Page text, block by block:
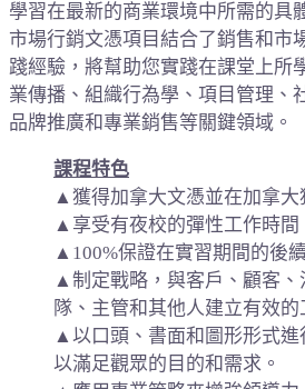
學習在最新的商業環境中所需的具
市場行銷文憑項目結合了銷售和市
踐經驗，將幫助您實踐在課堂上所
業傳播、組織行為學、項目管理、
品牌推廣和專業銷售等關鍵領域。
課程特色
▲獲得加拿大文憑並在加拿大
▲享受有夜校的彈性工作時間
▲100%保證在實習期間的後
▲制定戰略，與客戶、顧客、
隊、主管和其他人建立有效的
▲以口頭、書面和圖形形式進
以滿足觀眾的目的和需求。